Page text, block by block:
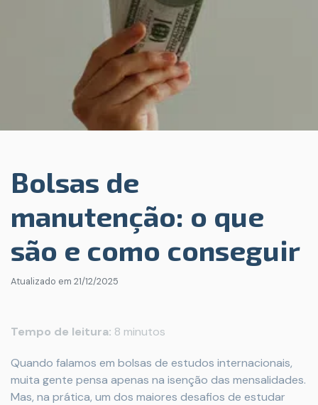
Bolsas de
manutenção: o que
são e como conseguir
Atualizado em 21/12/2025
Tempo de leitura: 8 minutos
Quando falamos em bolsas de estudos internacionais,
muita gente pensa apenas na isenção das mensalidades.
Mas, na prática, um dos maiores desafios de estudar